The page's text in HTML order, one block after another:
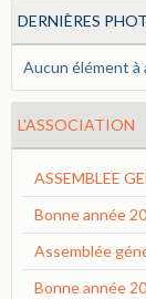
DERNIÈRES
Aucun élément à
L'ASSOCIATION
ASSEMBLEE
Bonne année
Assemblée
Bonne année